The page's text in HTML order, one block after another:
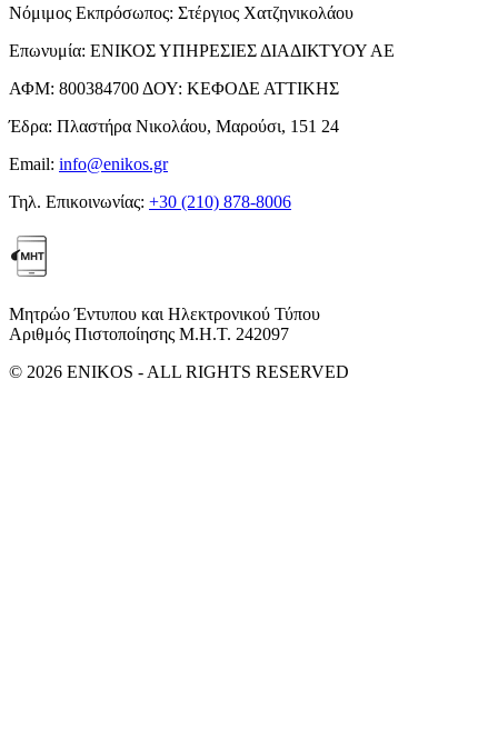
Νόμιμος Εκπρόσωπος: Στέργιος Χατζηνικολάου
Επωνυμία: ΕΝΙΚΟΣ ΥΠΗΡΕΣΙΕΣ ΔΙΑΔΙΚΤΥΟΥ ΑΕ
ΑΦΜ: 800384700 ΔΟΥ: ΚΕΦΟΔΕ ΑΤΤΙΚΗΣ
Έδρα: Πλαστήρα Νικολάου, Μαρούσι, 151 24
Email: info@enikos.gr
Τηλ. Επικοινωνίας: +30 (210) 878-8006
Μητρώο Έντυπου και Ηλεκτρονικού Τύπου
Αριθμός Πιστοποίησης Μ.Η.Τ. 242097
© 2026 ENIKOS - ALL RIGHTS RESERVED